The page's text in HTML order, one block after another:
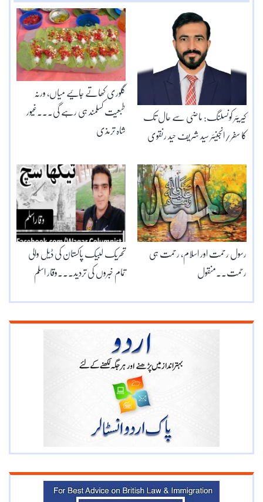
گلوری کھاتے جائیے میاں, ورنہ
طبعیت کسلمند ہی رہے گی۔۔۔غیور
شاہ ترمذی
کیریئر کونسلنگ: ماضی سے حال تک
کا سفر/انجینئر سید شریف حید رنقوی
تحریک لبیک پاکستان کی ڈیل والی
تمام خبروں کی تردید۔۔۔وقار اسلم
رسول رحمت اور اسلام، رحمت ہی
رحمت۔۔منقول